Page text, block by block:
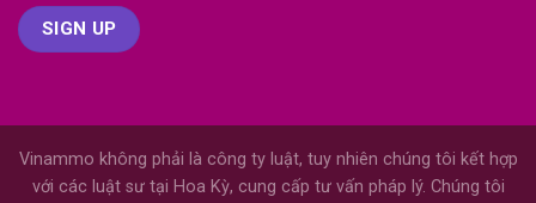
Vinammo không phải là công ty luật, tuy nhiên chúng tôi kết hợp
với các luật sư tại Hoa Kỳ, cung cấp tư vấn pháp lý. Chúng tôi